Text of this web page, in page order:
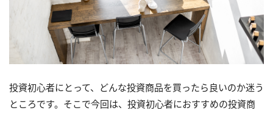
投資初心者にとって、どんな投資商品を買ったら良いのか迷う
ところです。そこで今回は、投資初心者におすすめの投資商